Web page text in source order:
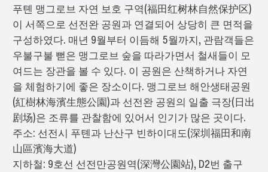
푸톈 맹그로브 자연 보호 구역(福田红树林自然保护区)
이 서쪽으로 선전완 공원과 연결되어 상당히 큰 면적을
구성하였다. 매년 9월부터 이듬해 5월까지, 관람객들은
우불구불 뻗은 맹그로브 숲을 따라가면서 철새들이 모
여드는 장관을 볼 수 있다. 이 공원은 산책하거나 자연
을 체험하기에 좋은 장소이다. 맹그로브 해안생태공원
(紅樹林海濱生態公園)과 선전완 공원의 일출 극장(日出
剧场)은 조류를 관찰함에 있어서 인기가 많은 곳이다.
주소: 선전시 푸톈과 난산구 빈하이대도(深圳福田和南
山區濱海大道)
지하철: 9호선 선전만공원역(深灣公園站), D2번 출구